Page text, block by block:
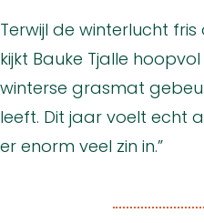
Terwijl de winterlucht
kijkt Bauke Tjalle
winterse grasmat
leeft. Dit jaar voelt echt
er enorm veel zin in.”